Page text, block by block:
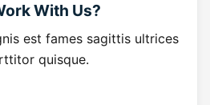
With Us?
est fames sagittis ultrices
quisque.